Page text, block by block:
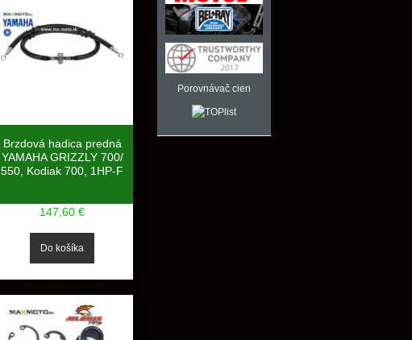
Brzdová hadica predná
YAMAHA GRIZZLY 700/
550, Kodiak 700, 1HP-F
147,60 €
Porovnávač cien